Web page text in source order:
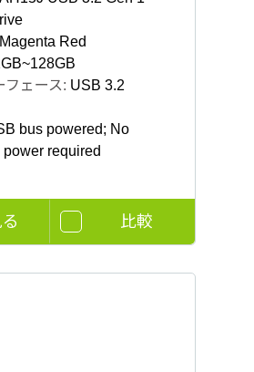
Magenta Red
フェース: USB 3.2
bus powered; No
required
比較